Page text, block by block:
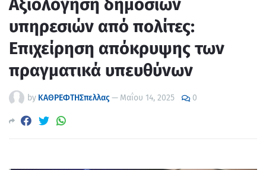
Αξιολόγηση δημοσίων
υπηρεσιών από πολίτες:
Επιχείρηση απόκρυψης των
πραγματικά υπευθύνων
by ΚΑΘΡΕΦΤΗΣπελλας— Μαΐου 14, 2025 0